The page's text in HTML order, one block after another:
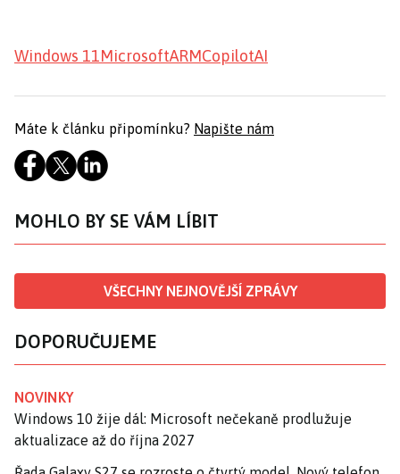
Windows 11MicrosoftARMCopilotAI
Máte k článku připomínku? Napište nám
MOHLO BY SE VÁM LÍBIT
VŠECHNY NEJNOVĚJŠÍ ZPRÁVY
DOPORUČUJEME
NOVINKY
Windows 10 žije dál: Microsoft nečekaně prodlužuje
aktualizace až do října 2027